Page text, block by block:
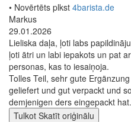
• Novērtēts plkst 4barista.de
Markus
29.01.2026
Lieliska daļa, ļoti labs
ļoti ātri un labi iepakots un pat
personas, kas to iesaiņoja.
Tolles Teil, sehr gute
geliefert und gut verpackt und
demjenigen ders eingepackt hat.
Tulkot Skatīt oriģinālu